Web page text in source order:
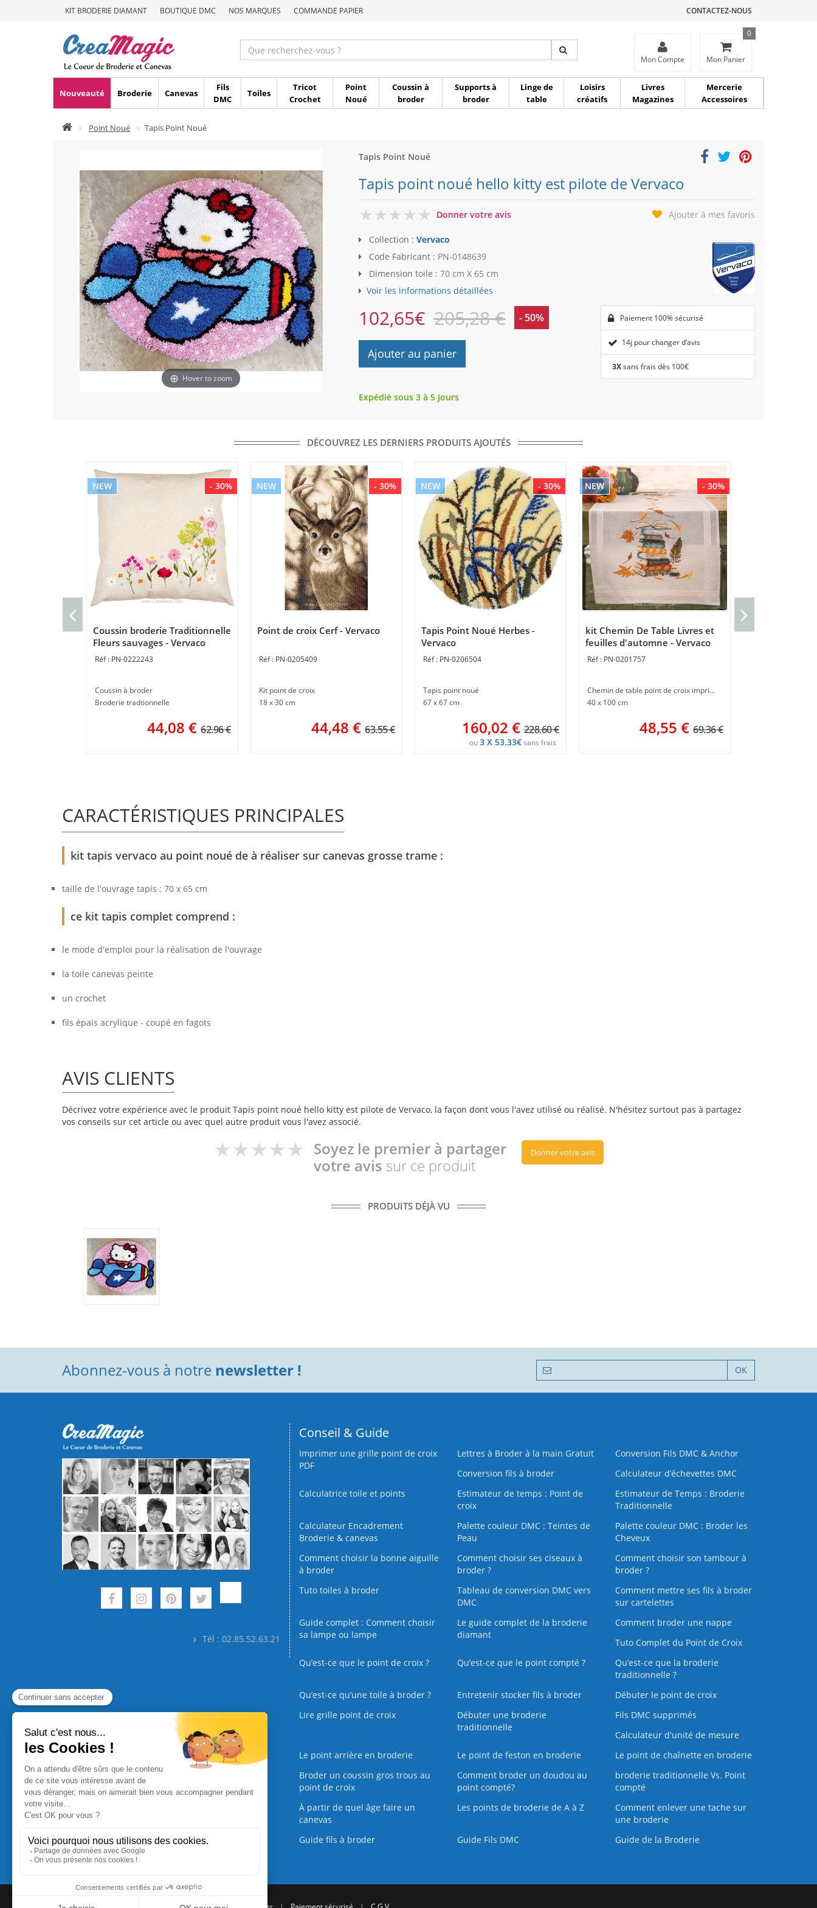
KIT BRODERIE DIAMANT BOUTIQUE DMC NOS MARQUES COMMANDE PAPIER CONTACTEZ-NOUS
Mon Compte Mon Panier
0
Nouveauté Broderie Canevas
Fils
DMC
Toiles
Tricot
Crochet
Point
Noué
Coussin à
broder
Supports à
broder
Linge de
table
Loisirs
créatifs
Livres
Magazines
Mercerie
Accessoires
Point Noué Tapis Point Noué
Hover to zoom
Tapis Point Noué
Tapis point noué hello kitty est pilote de Vervaco
0
Donner votre avis Ajouter à mes favoris
Collection : Vervaco
Code Fabricant : PN-0148639
Dimension toile : 70 cm X 65 cm
Voir les informations détaillées
102,65€ 205,28 € - 50%
Ajouter au panier
Paiement 100% sécurisé
14j pour changer d’avis
3Xsans frais dès 100€
Expédié sous 3 à 5 Jours
DÉCOUVREZ LES DERNIERS PRODUITS AJOUTÉS
- 30%
NEW
Coussin broderie Traditionnelle
Fleurs sauvages - Vervaco
PN-0222243
Coussin à broder
Broderie tradtionnelle
44,08 € 62.96 €
- 30%
NEW
Point de croix Cerf - Vervaco
PN-0205409
Kit point de croix
18 x 30 cm
44,48 € 63.55 €
- 30%
NEW
Tapis Point Noué Herbes -
Vervaco
PN-0206504
Tapis point noué
67 x 67 cm
160,02 € 228.60 €
ou3 X 53.33€sans frais
- 30%
NEW
kit Chemin De Table Livres et
feuilles d'automne - Vervaco
PN-0201757
Chemin de table point de croix imprimé
40 x 100 cm
48,55 € 69.36 €
CARACTÉRISTIQUES PRINCIPALES
kit tapis vervaco au point noué de à réaliser sur canevas grosse trame :
taille de l'ouvrage tapis : 70 x 65 cm
ce kit tapis complet comprend :
le mode d'emploi pour la réalisation de l'ouvrage
la toile canevas peinte
un crochet
fils épais acrylique - coupé en fagots
AVIS CLIENTS
Décrivez votre expérience avec le produit Tapis point noué hello kitty est pilote de Vervaco, la façon dont vous l'avez utilisé ou réalisé. N'hésitez surtout pas à partagez
vos conseils sur cet article ou avec quel autre produit vous l'avez associé.
Soyez le premier à partager
votre avis sur ce produit
Donner votre avis
PRODUITS DÉJÀ VU
Abonnez-vous à notre newsletter ! OK
Tél : 02.85.52.63.21
Conseil & Guide
Imprimer une grille point de croix
PDF
Lettres à Broder à la main Gratuit
Conversion Fils DMC & Anchor
Conversion fils à broder
Calculateur d’échevettes DMC
Calculatrice toile et points
Estimateur de temps : Point de
croix
Estimateur de Temps : Broderie
Traditionnelle
Calculateur Encadrement
Broderie & canevas
Palette couleur DMC : Teintes de
Peau
Palette couleur DMC : Broder les
Cheveux
Comment choisir la bonne aiguille
à broder
Comment choisir ses ciseaux à
broder ?
Comment choisir son tambour à
broder ?
Tuto toiles à broder
Tableau de conversion DMC vers
DMC
Comment mettre ses fils à broder
sur cartelettes
Guide complet : Comment choisir
sa lampe ou lampe
Le guide complet de la broderie
diamant
Comment broder une nappe
Tuto Complet du Point de Croix
Qu’est-ce que le point de croix ?
Qu’est-ce que le point compté ?
Qu’est-ce que la broderie
traditionnelle ?
Qu’est‑ce qu’une toile à broder ?
Entretenir stocker fils à broder
Débuter le point de croix
Lire grille point de croix
Débuter une broderie
traditionnelle
Fils DMC supprimés
Calculateur d'unité de mesure
Le point arrière en broderie
Le point de feston en broderie
Le point de chaînette en broderie
Broder un coussin gros trous au
point de croix
Comment broder un doudou au
point compté?
broderie traditionnelle Vs. Point
compté
À partir de quel âge faire un
canevas
Les points de broderie de A à Z
Comment enlever une tache sur
une broderie
Guide fils à broder
Guide Fils DMC Guide de la Broderie